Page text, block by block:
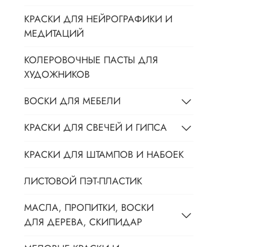
КРАСКИ ДЛЯ НЕЙРОГРАФИКИ И
МЕДИТАЦИЙ
КОЛЕРОВОЧНЫЕ ПАСТЫ ДЛЯ
ХУДОЖНИКОВ
ВОСКИ ДЛЯ МЕБЕЛИ
КРАСКИ ДЛЯ СВЕЧЕЙ И ГИПСА
КРАСКИ ДЛЯ ШТАМПОВ И НАБОЕК
ЛИСТОВОЙ ПЭТ-ПЛАСТИК
МАСЛА, ПРОПИТКИ, ВОСКИ
ДЛЯ ДЕРЕВА, СКИПИДАР